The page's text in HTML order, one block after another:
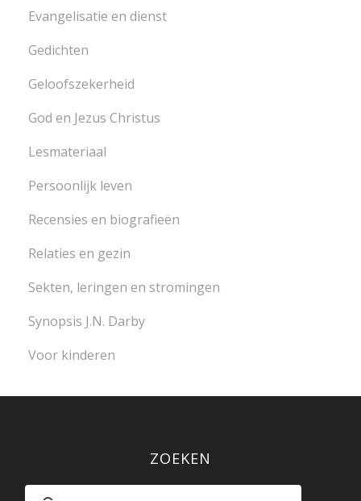
Evangelisatie en dienst
Gedichten
Geloofszekerheid
God en Jezus Christus
Lesmateriaal
Persoonlijk leven
Recensies en biografieën
Relaties en gezin
Sekten, leringen en stromingen
Synopsis J.N. Darby
Voor kinderen
ZOEKEN